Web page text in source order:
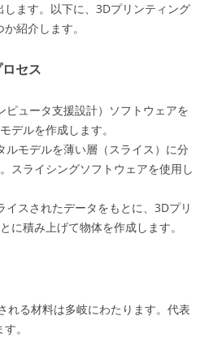
ます。以下に、3Dプリンティング
紹介します。
セス
ピュータ支援設計）ソフトウェアを
デルを作成します。
ルモデルを薄い層（スライス）に分
スライシングソフトウェアを使用し
イスされたデータをもとに、3Dプリ
に積み上げて物体を作成します。
れる材料は多岐にわたります。代表
。